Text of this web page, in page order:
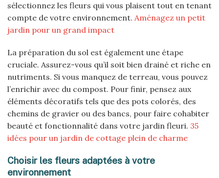
sélectionnez les fleurs qui vous plaisent tout en tenant
compte de votre environnement. Aménagez un petit
jardin pour un grand impact
La préparation du sol est également une étape
cruciale. Assurez-vous qu’il soit bien drainé et riche en
nutriments. Si vous manquez de terreau, vous pouvez
l’enrichir avec du compost. Pour finir, pensez aux
éléments décoratifs tels que des pots colorés, des
chemins de gravier ou des bancs, pour faire cohabiter
beauté et fonctionnalité dans votre jardin fleuri. 35
idées pour un jardin de cottage plein de charme
Choisir les fleurs adaptées à votre
environnement